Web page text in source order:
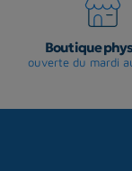
Boutique
ouverte du mardi